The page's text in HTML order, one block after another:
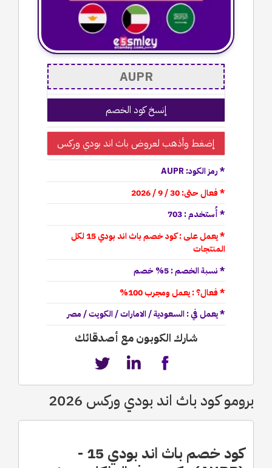
إنسخ كود الخصم
إضغط وأذهب لعروض باث اند بودي وركس
* رمز الكود: AUPR
* فعال حتى: 30 / 9 / 2026
* أُستخدم : 703
* يعمل على : كود خصم باث اند بودي 15 لكل
المنتجات
* نسبة الخصم : 5% خصم
* فعال؟ : يعمل ومجرب 100%
* يعمل في : السعودية / الامارات / الكويت / مصر
شارك الكوبون مع أصدقائك
برومو كود باث اند بودي وركس 2026
كود خصم باث اند بودي 15 -